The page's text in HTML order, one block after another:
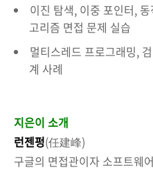
이진 탐색, 이중 포인터,
고리즘 면접 문제 실습
멀티스레드 프로그래밍,
계 사례
지은이 소개
런젠펑(任建峰)
구글의 면접관이자 소프트웨